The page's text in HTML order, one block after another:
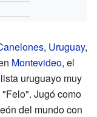
, Uruguay,
Montevideo, el
uruguayo muy
Jugó como
del mundo con